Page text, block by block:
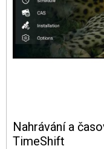
Nahrávání a
TimeShift